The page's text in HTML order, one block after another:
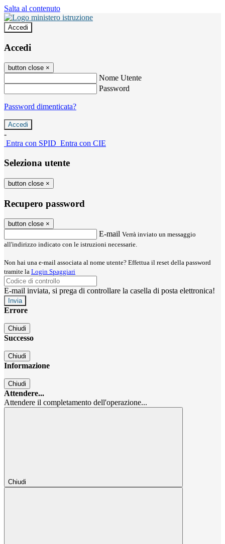
Salta al contenuto
Accedi
Accedi
button close ×
Nome Utente
Password
Password dimenticata?
-
Entra con SPID Entra con CIE
Seleziona utente
button close ×
Recupero password
button close ×
E-mail Verrà inviato un messaggio
all'indirizzo indicato con le istruzioni necessarie.
Non hai una e-mail associata al nome utente? Effettua il reset della password
tramite la Login Spaggiari
E-mail inviata, si prega di controllare la casella di posta elettronica!
Errore
Chiudi
Successo
Chiudi
Informazione
Chiudi
Attendere...
Attendere il completamento dell'operazione...
Chiudi